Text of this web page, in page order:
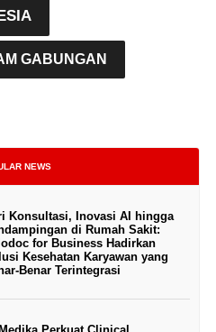
GABUNGAN
NEWS
Konsultasi, Inovasi AI hingga
di Rumah Sakit:
for Business Hadirkan
Kesehatan Karyawan yang
Benar Terintegrasi